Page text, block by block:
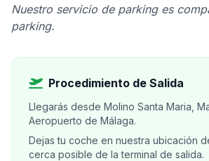
Nuestro servicio de parking es
parking.
Procedimiento de Salida
Llegarás desde Molino Santa Maria,
Aeropuerto de Málaga.
Dejas tu coche en nuestra ubicación
cerca posible de la terminal de salida.